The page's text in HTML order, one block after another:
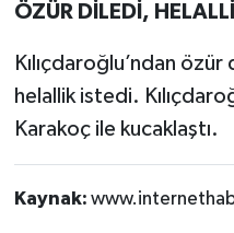
ÖZÜR DİLEDİ,
Kılıçdaroğlu’ndan
helallik istedi.
Karakoç ile kucaklaştı.
Kaynak: